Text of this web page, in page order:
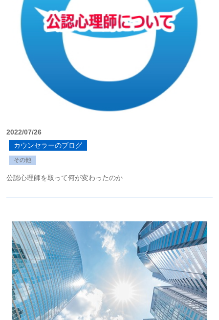
2022/07/26
カウンセラーのブログ
その他
公認心理師を取って何が変わったのか